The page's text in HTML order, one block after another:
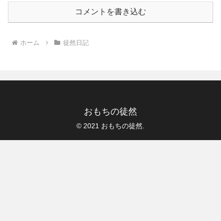
コメントを書き込む
ホーム 徒然日記
おもちの徒然
© 2021 おもちの徒然.